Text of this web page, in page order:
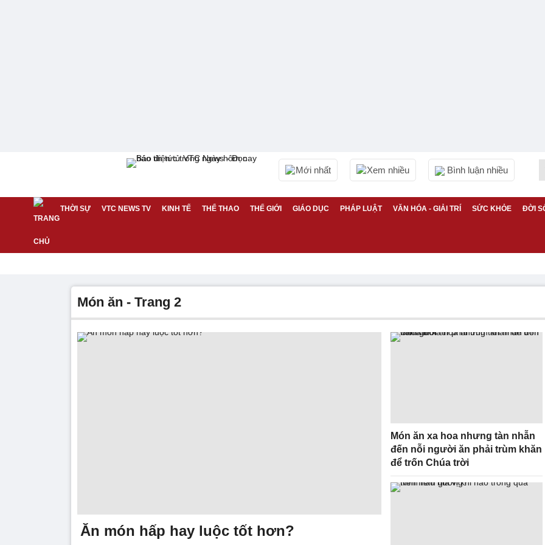
Mới nhất Xem nhiều Bình luận nhiều
THỜI SỰ VTC NEWS TV KINH TẾ THỂ THAO THẾ GIỚI GIÁO DỤC PHÁP LUẬT VĂN HÓA - GIẢI TRÍ SỨC KHỎE ĐỜI
món ăn - Trang 2
Ăn món hấp hay luộc tốt hơn?
Món ăn xa hoa nhưng tàn nhẫn
đến nỗi người ăn phải trùm khăn
để trốn Chúa trời